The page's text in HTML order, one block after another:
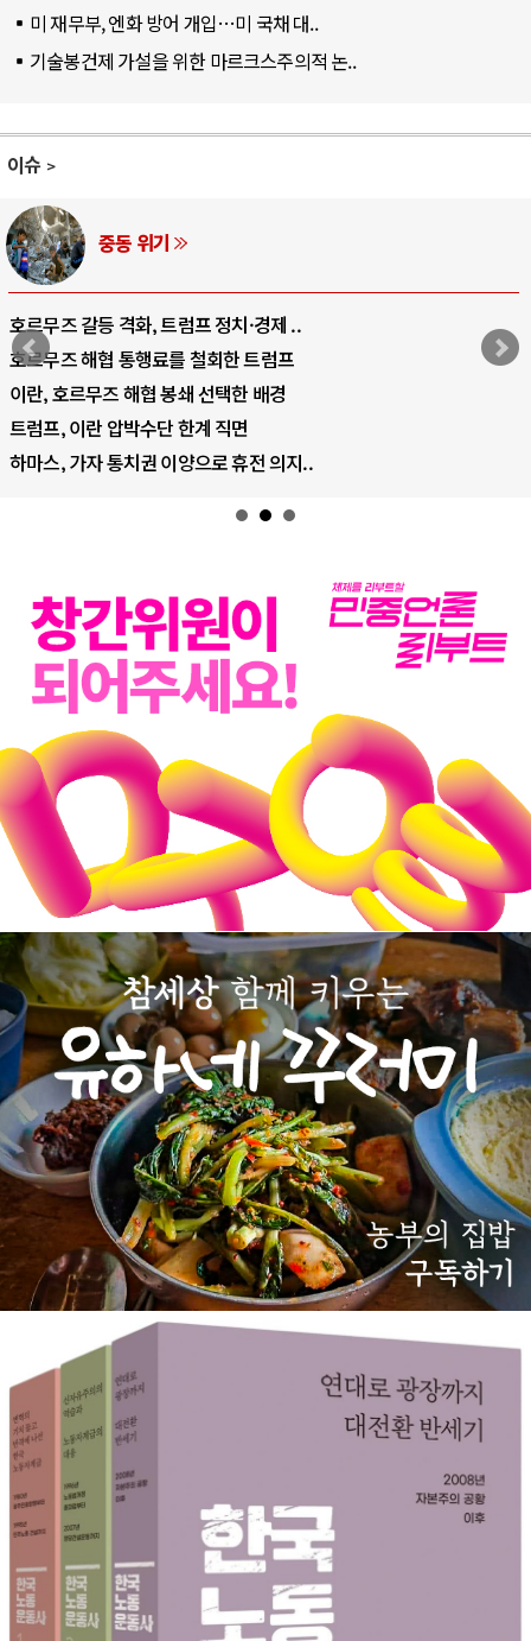
미 재무부, 엔화 방어 개입…미 국채 대..
기술봉건제 가설을 위한 마르크스주의적 논..
이슈
중동 위기
호르무즈 갈등 격화, 트럼프 정치·경제 ..
호르무즈 해협 통행료를 철회한 트럼프
이란, 호르무즈 해협 봉쇄 선택한 배경
트럼프, 이란 압박수단 한계 직면
하마스, 가자 통치권 이양으로 휴전 의지..